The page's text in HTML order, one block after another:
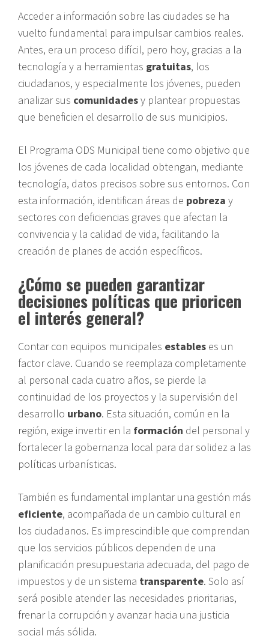
Acceder a información sobre las ciudades se ha
vuelto fundamental para impulsar cambios reales.
Antes, era un proceso difícil, pero hoy, gracias a la
tecnología y a herramientas gratuitas, los
ciudadanos, y especialmente los jóvenes, pueden
analizar sus comunidadesy plantear propuestas
que beneficien el desarrollo de sus municipios.
El Programa ODS Municipal tiene como objetivo que
los jóvenes de cada localidad obtengan, mediante
tecnología, datos precisos sobre sus entornos. Con
esta información, identifican áreas de pobreza y
sectores con deficiencias graves que afectan la
convivencia y la calidad de vida, facilitando la
creación de planes de acción específicos.
¿Cómo se pueden garantizar
decisiones políticas que prioricen
el interés general?
Contar con equipos municipales estables es un
factor clave. Cuando se reemplaza completamente
al personal cada cuatro años, se pierde la
continuidad de los proyectos y la supervisión del
desarrollo urbano. Esta situación, común en la
región, exige invertir en la formación del personal y
fortalecer la gobernanza local para dar solidez a las
políticas urbanísticas.
También es fundamental implantar una gestión más
eficiente, acompañada de un cambio cultural en
los ciudadanos. Es imprescindible que comprendan
que los servicios públicos dependen de una
planificación presupuestaria adecuada, del pago de
impuestos y de un sistema transparente. Solo así
será posible atender las necesidades prioritarias,
frenar la corrupción y avanzar hacia una justicia
social más sólida.